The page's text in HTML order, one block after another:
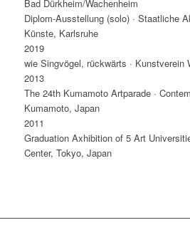
Bad Dürkheim/Wachenheim
Diplom-Ausstellung (solo) · Staatliche
Künste, Karlsruhe
2019
wie Singvögel, rückwärts · Kunstverein
2013
The 24th Kumamoto Artparade ·
Kumamoto, Japan
2011
Graduation Axhibition of 5 Art
Center, Tokyo, Japan